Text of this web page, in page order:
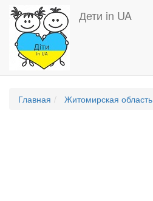
Перейти
основному
содержанию
Дети in UA
Главная Житомирская область